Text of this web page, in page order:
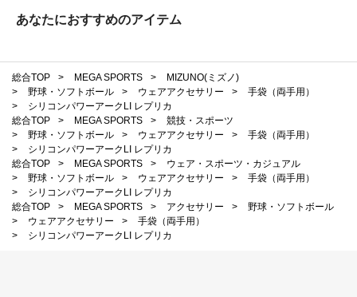
あなたにおすすめのアイテム
総合TOP > MEGA SPORTS >
MIZUNO(ミズノ)
>
野球・ソフトボール > ウェアアクセサリー >
手袋（両手用）
>
シリコンパワーアークLI レプリカ
総合TOP
> MEGA SPORTS >
競技・スポーツ
>
野球・ソフトボール > ウェアアクセサリー >
手袋（両手用）
>
シリコンパワーアークLI レプリカ
総合TOP
> MEGA SPORTS >
ウェア・スポーツ・カジュアル
>
野球・ソフトボール > ウェアアクセサリー >
手袋（両手用）
>
シリコンパワーアークLI レプリカ
総合TOP
> MEGA SPORTS > アクセサリー >
野球・ソフトボール
>
ウェアアクセサリー >
手袋（両手用）
>
シリコンパワーアークLI レプリカ